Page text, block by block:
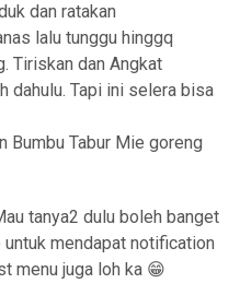
dan ratakan
lalu tunggu hinggq
Tiriskan dan Angkat
dahulu. Tapi ini selera bisa
Bumbu Tabur Mie goreng
tanya2 dulu boleh banget
mendapat notification
menu juga loh ka 😁